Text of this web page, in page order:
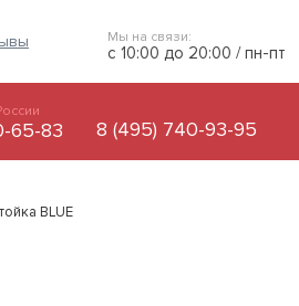
Мы на связи:
с 10:00 до 20:00 / пн-пт
65-83 8 (495) 740-93-95
BLUE